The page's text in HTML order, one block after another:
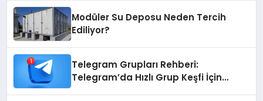
Modüler Su Deposu Neden Tercih
Ediliyor?
Telegram Grupları Rehberi:
Telegram’da Hızlı Grup Keşfi İçin